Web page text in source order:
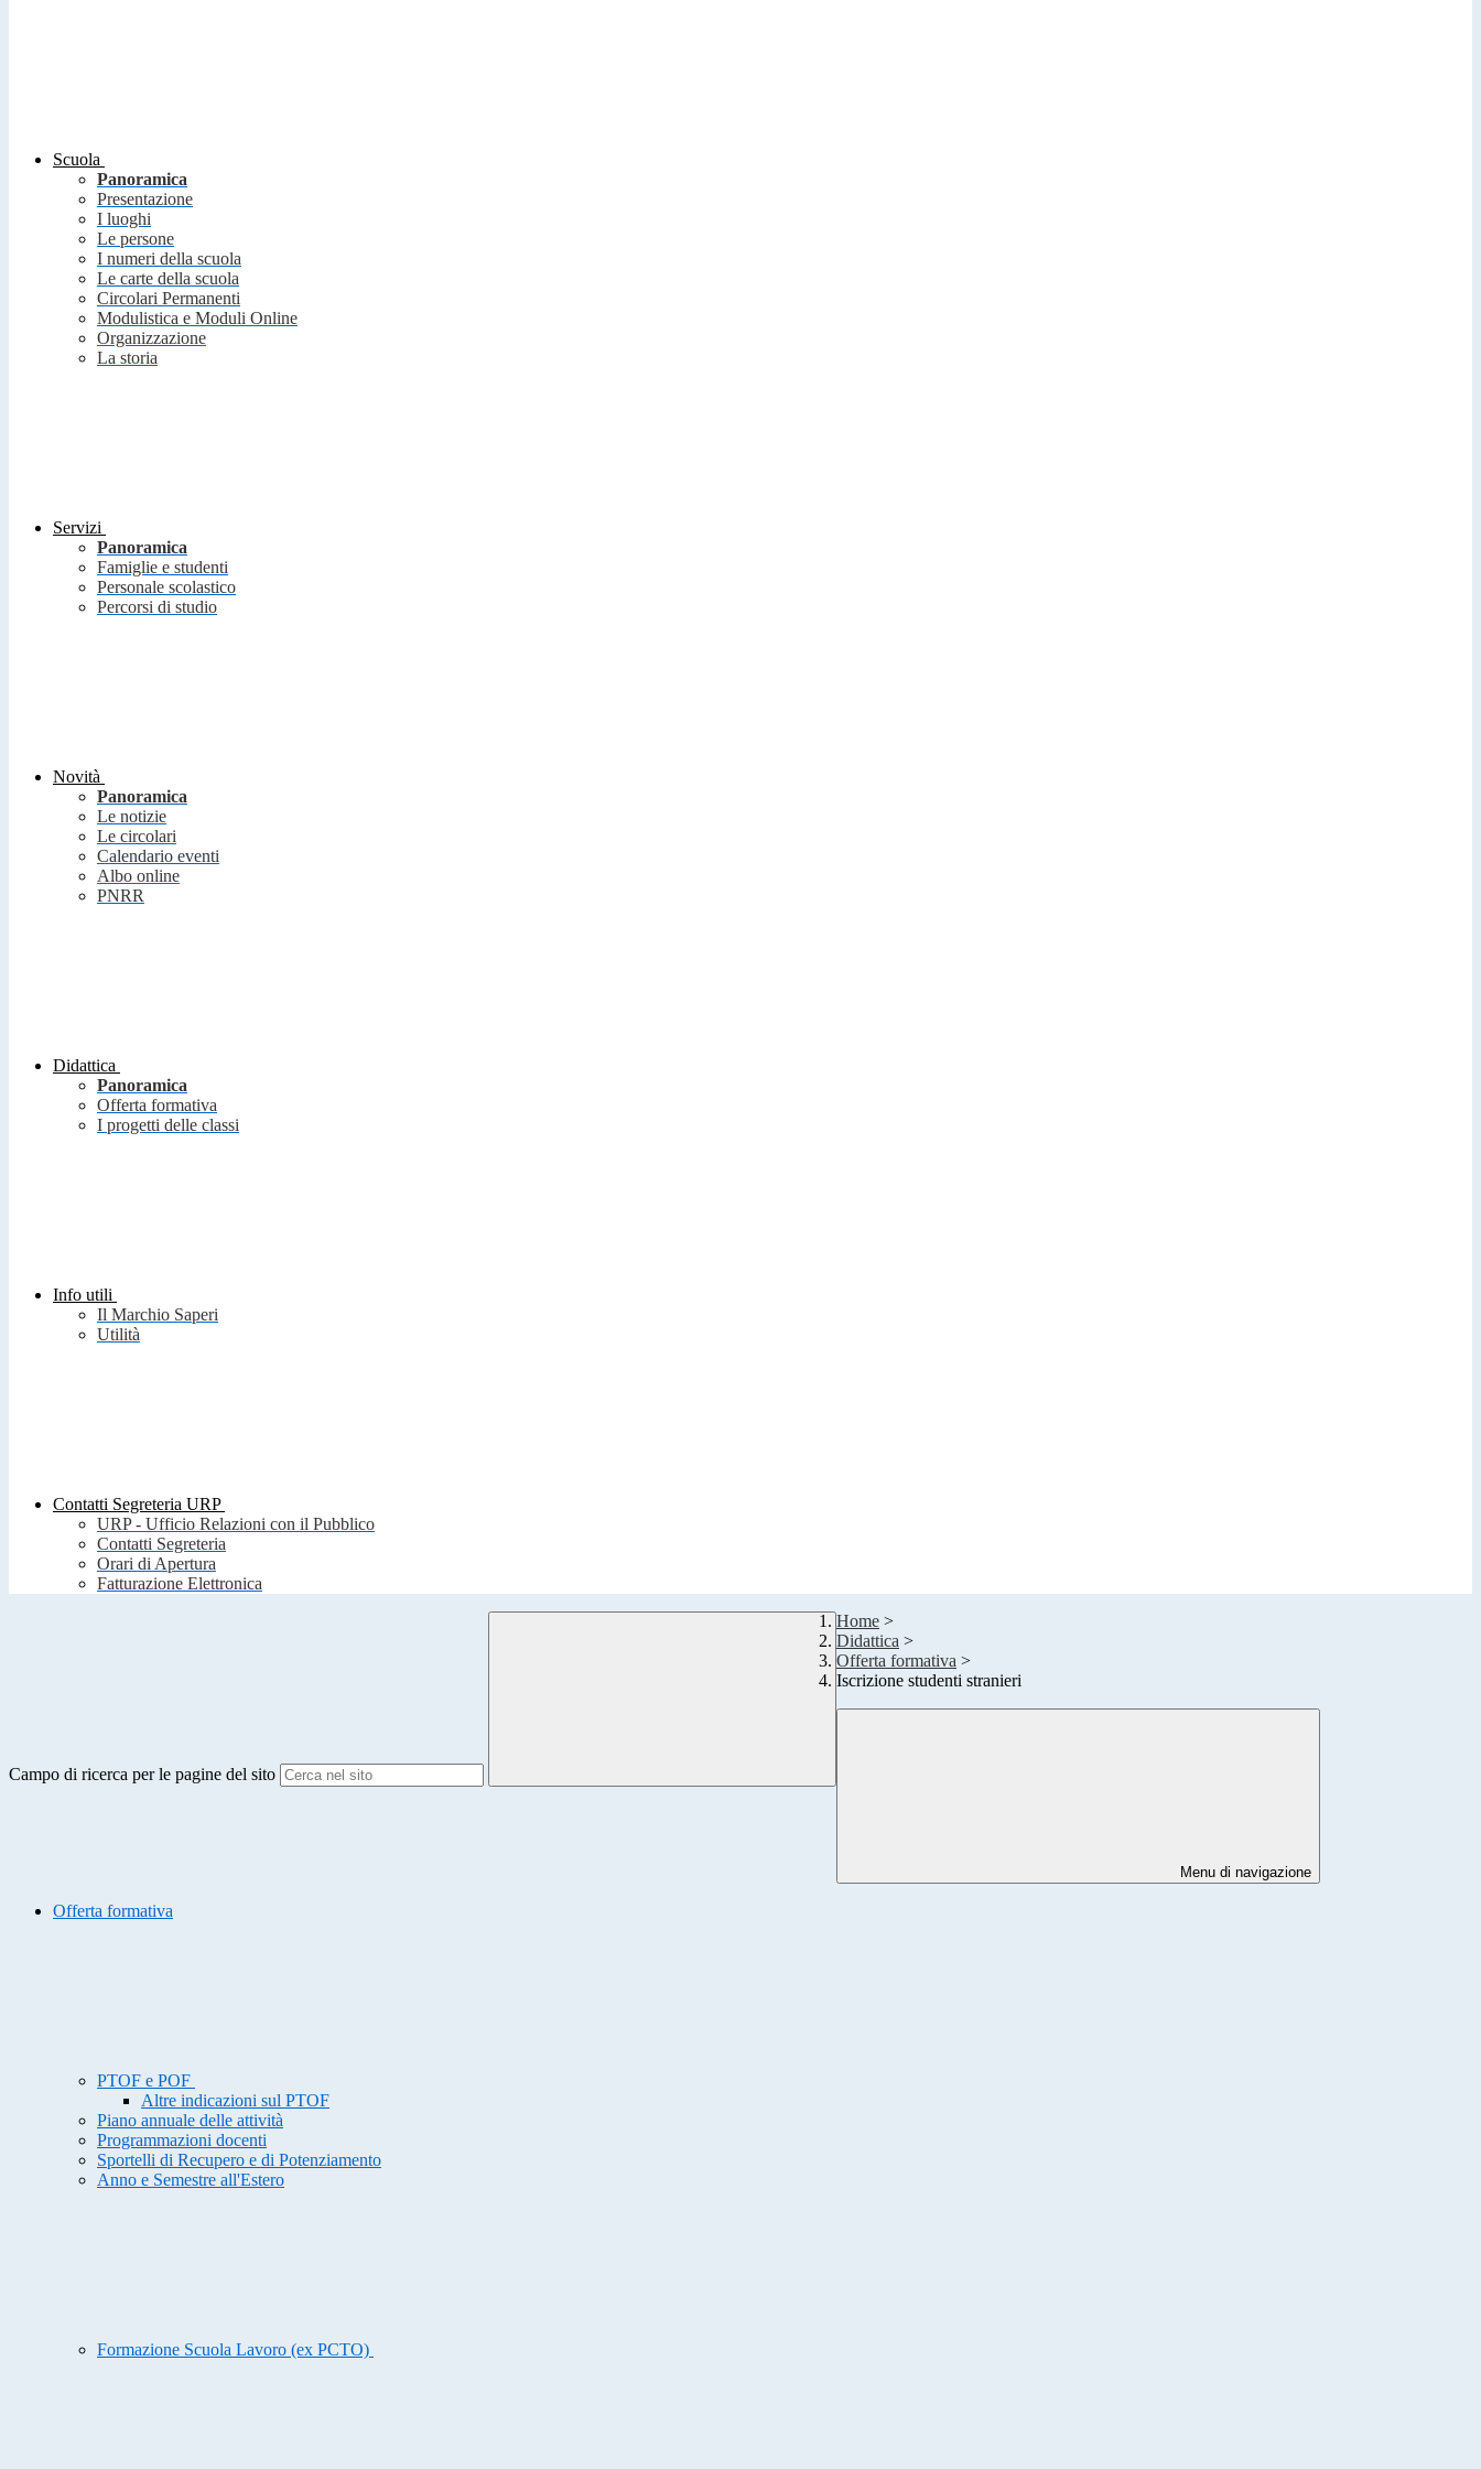
Scuola
Panoramica
Presentazione
I luoghi
Le persone
I numeri della scuola
Le carte della scuola
Circolari Permanenti
Modulistica e Moduli Online
Organizzazione
La storia
Servizi
Panoramica
Famiglie e studenti
Personale scolastico
Percorsi di studio
Novità
Panoramica
Le notizie
Le circolari
Calendario eventi
Albo online
PNRR
Didattica
Panoramica
Offerta formativa
I progetti delle classi
Info utili
Il Marchio Saperi
Utilità
Contatti Segreteria URP
URP - Ufficio Relazioni con il Pubblico
Contatti Segreteria
Orari di Apertura
Fatturazione Elettronica
Campo di ricerca per le pagine del sito
Home >
Didattica >
Offerta formativa >
Iscrizione studenti stranieri
Menu di navigazione
Offerta formativa
PTOF e POF
Altre indicazioni sul PTOF
Piano annuale delle attività
Programmazioni docenti
Sportelli di Recupero e di Potenziamento
Anno e Semestre all'Estero
Formazione Scuola Lavoro (ex PCTO)